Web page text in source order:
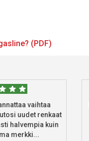
(PDF)
vaihtaa
uudet renkaat
halvempia kuin
merkki...